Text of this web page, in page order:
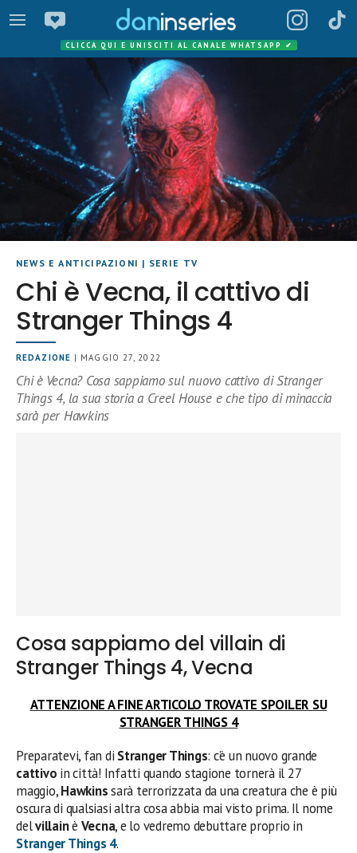
CLICCA QUI E UNISCITI AL CANALE WHATSAPP ✔
NEWS E ANTICIPAZIONI | SERIE TV
Chi è Vecna, il cattivo di
Stranger Things 4
REDAZIONE | MAGGIO 27, 2022
Chi è Vecna? Cosa sappiamo sul nuovo cattivo di Stranger
Things 4, la sua storia a Creel House e che tipo di minaccia
sarà per Hawkins
Cosa sappiamo del villain di
Stranger Things 4, Vecna
ATTENZIONE A FINE ARTICOLO TROVATE SPOILER SU
STRANGER THINGS 4
Preparatevi, fan di Stranger Things: c’è un nuovo grande
cattivo in città! Infatti quando stagione tornerà il 27
maggio,Hawkinssarà terrorizzata da una creatura che è più
oscura di qualsiasi altra cosa abbia mai visto prima. Il nome
delvillainè Vecna, e lo vedremo debuttare proprio in
Stranger Things 4.